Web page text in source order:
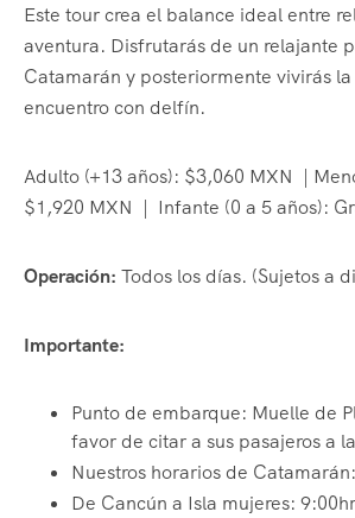
Este tour crea el balance ideal entre
aventura. Disfrutarás de un relajante
Catamarán y posteriormente vivirás
encuentro con delfín.
Adulto (+13 años): $3,060 MXN |
$1,920 MXN | Infante (0 a 5 años):
Operación: Todos los días. (Sujetos a
Importante:
Punto de embarque: Muelle de
favor de citar a sus pasajeros a
Nuestros horarios de Catamarán:
De Cancún a Isla mujeres: